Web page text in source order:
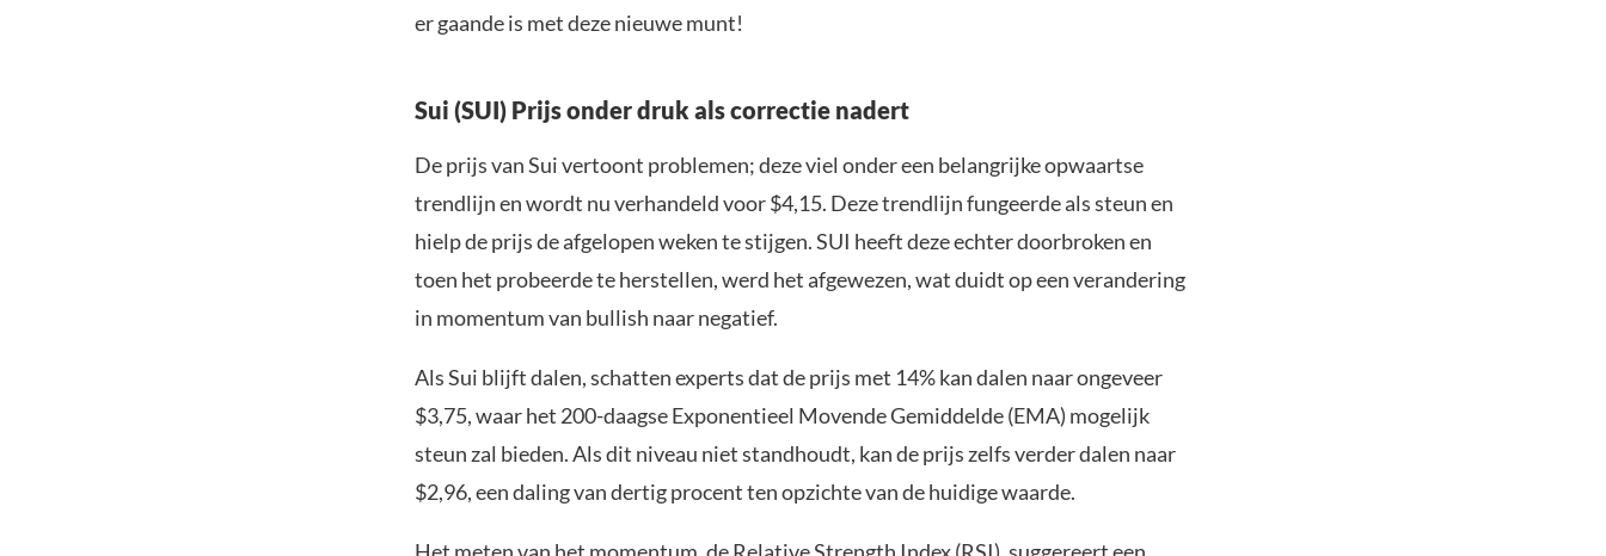
er gaande is met deze nieuwe munt!
Sui (SUI) Prijs onder druk als correctie nadert
De prijs van Sui vertoont problemen; deze viel onder een belangrijke opwaartse
trendlijn en wordt nu verhandeld voor $4,15. Deze trendlijn fungeerde als steun en
hielp de prijs de afgelopen weken te stijgen. SUI heeft deze echter doorbroken en
toen het probeerde te herstellen, werd het afgewezen, wat duidt op een verandering
in momentum van bullish naar negatief.
Als Sui blijft dalen, schatten experts dat de prijs met 14% kan dalen naar ongeveer
$3,75, waar het 200-daagse Exponentieel Movende Gemiddelde (EMA) mogelijk
steun zal bieden. Als dit niveau niet standhoudt, kan de prijs zelfs verder dalen naar
$2,96, een daling van dertig procent ten opzichte van de huidige waarde.